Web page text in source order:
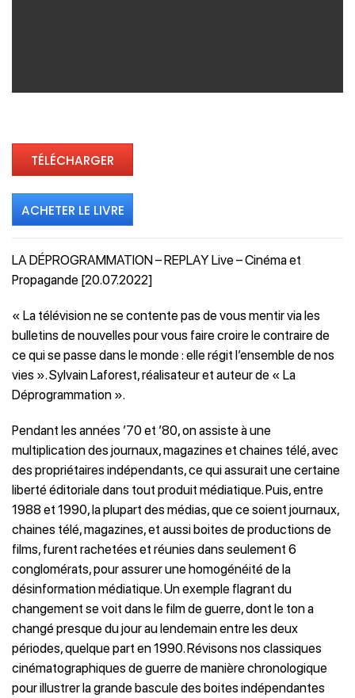
TÉLÉCHARGER
ACHETER LE LIVRE
LA DÉPROGRAMMATION – REPLAY Live – Cinéma et
Propagande [20.07.2022]
« La télévision ne se contente pas de vous mentir via les
bulletins de nouvelles pour vous faire croire le contraire de
ce qui se passe dans le monde : elle régit l’ensemble de nos
vies ». Sylvain Laforest, réalisateur et auteur de « La
Déprogrammation ».
Pendant les années ’70 et ’80, on assiste à une
multiplication des journaux, magazines et chaines télé, avec
des propriétaires indépendants, ce qui assurait une certaine
liberté éditoriale dans tout produit médiatique. Puis, entre
1988 et 1990, la plupart des médias, que ce soient journaux,
chaines télé, magazines, et aussi boites de productions de
films, furent rachetées et réunies dans seulement 6
conglomérats, pour assurer une homogénéité de la
désinformation médiatique. Un exemple flagrant du
changement se voit dans le film de guerre, dont le ton a
changé presque du jour au lendemain entre les deux
périodes, quelque part en 1990. Révisons nos classiques
cinématographiques de guerre de manière chronologique
pour illustrer la grande bascule des boites indépendantes